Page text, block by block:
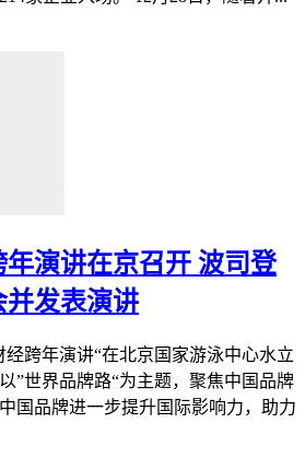
年演讲在京召开 波司登
发表演讲
经跨年演讲“在北京国家游泳中心水立
”世界品牌路“为主题，聚焦中国品牌
国品牌进一步提升国际影响力，助力